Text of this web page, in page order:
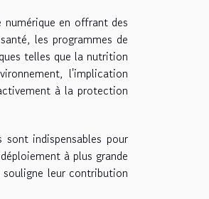
en offrant des
les programmes de
telles que la nutrition
l'implication
à la protection
indispensables pour
à plus grande
leur contribution